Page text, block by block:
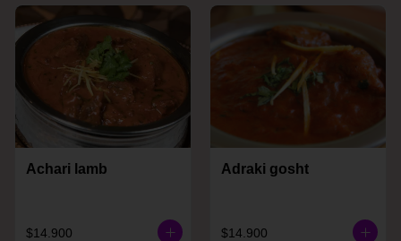
Achari lamb
$14.900
Adraki gosht
$14.900